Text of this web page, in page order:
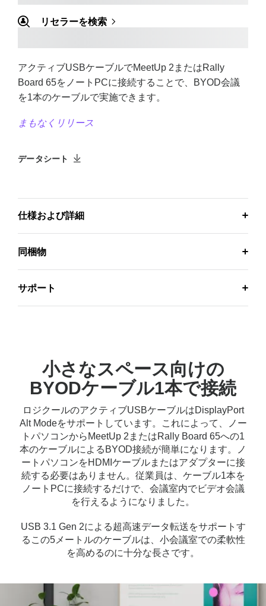
リセラーを検索
アクティブUSBケーブルでMeetUp 2またはRally
Board 65をノートPCに接続することで、BYOD会議
を1本のケーブルで実施できます。
まもなくリリース
データシート
仕様および詳細
同梱物
サポート
小さなスペース向けの
BYODケーブル1本で接続
ロジクールのアクティブUSBケーブルはDisplayPort
Alt Modeをサポートしています。これによって、ノー
トパソコンからMeetUp 2またはRally Board 65への1
本のケーブルによるBYOD接続が簡単になります。ノ
ートパソコンをHDMIケーブルまたはアダプターに接
続する必要はありません。従業員は、ケーブル1本を
ノートPCに接続するだけで、会議室内でビデオ会議
を行えるようになりました。
USB 3.1 Gen 2による超高速データ転送をサポートす
るこの5メートルのケーブルは、小会議室での柔軟性
を高めるのに十分な長さです。